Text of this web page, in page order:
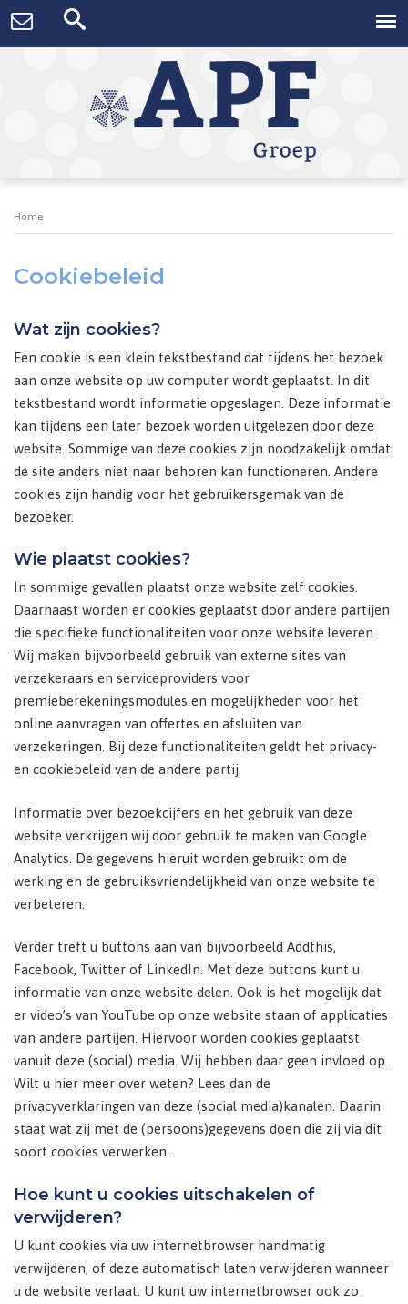
Home
Cookiebeleid
Wat zijn cookies?
Een cookie is een klein tekstbestand dat tijdens het bezoek
aan onze website op uw computer wordt geplaatst. In dit
tekstbestand wordt informatie opgeslagen. Deze informatie
kan tijdens een later bezoek worden uitgelezen door deze
website. Sommige van deze cookies zijn noodzakelijk omdat
de site anders niet naar behoren kan functioneren. Andere
cookies zijn handig voor het gebruikersgemak van de
bezoeker.
Wie plaatst cookies?
In sommige gevallen plaatst onze website zelf cookies.
Daarnaast worden er cookies geplaatst door andere partijen
die specifieke functionaliteiten voor onze website leveren.
Wij maken bijvoorbeeld gebruik van externe sites van
verzekeraars en serviceproviders voor
premieberekeningsmodules en mogelijkheden voor het
online aanvragen van offertes en afsluiten van
verzekeringen. Bij deze functionaliteiten geldt het privacy-
en cookiebeleid van de andere partij.
Informatie over bezoekcijfers en het gebruik van deze
website verkrijgen wij door gebruik te maken van Google
Analytics. De gegevens hieruit worden gebruikt om de
werking en de gebruiksvriendelijkheid van onze website te
verbeteren.
Verder treft u buttons aan van bijvoorbeeld Addthis,
Facebook, Twitter of LinkedIn. Met deze buttons kunt u
informatie van onze website delen. Ook is het mogelijk dat
er video’s van YouTube op onze website staan of applicaties
van andere partijen. Hiervoor worden cookies geplaatst
vanuit deze (social) media. Wij hebben daar geen invloed op.
Wilt u hier meer over weten? Lees dan de
privacyverklaringen van deze (social media)kanalen. Daarin
staat wat zij met de (persoons)gegevens doen die zij via dit
soort cookies verwerken.
Hoe kunt u cookies uitschakelen of
verwijderen?
U kunt cookies via uw internetbrowser handmatig
verwijderen, of deze automatisch laten verwijderen wanneer
u de website verlaat. U kunt uw internetbrowser ook zo